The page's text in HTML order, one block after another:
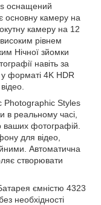
оснащений
основну камеру на
камеру на 12
рівнем
Нічної зйомки
навіть за
у форматі 4K HDR
Photographic Styles
в реальному часі,
ваших фотографій.
для відео,
Автоматична
створювати
ємністю 4323
необхідності